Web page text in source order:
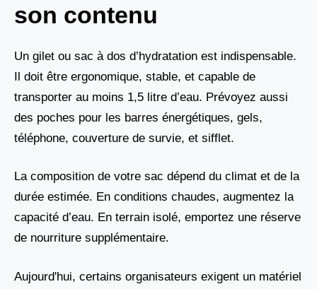
son contenu
Un gilet ou sac à dos d’hydratation est indispensable.
Il doit être ergonomique, stable, et capable de
transporter au moins 1,5 litre d’eau. Prévoyez aussi
des poches pour les barres énergétiques, gels,
téléphone, couverture de survie, et sifflet.
La composition de votre sac dépend du climat et de la
durée estimée. En conditions chaudes, augmentez la
capacité d’eau. En terrain isolé, emportez une réserve
de nourriture supplémentaire.
Aujourd'hui, certains organisateurs exigent un matériel